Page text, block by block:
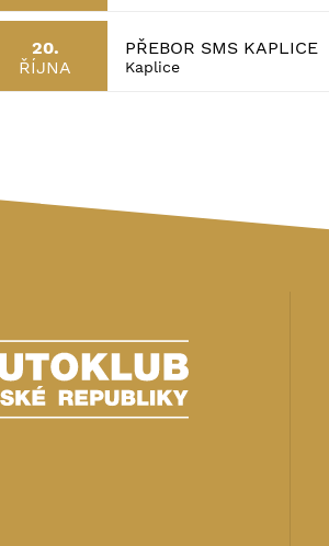
20.
ŘÍJNA
PŘEBOR SMS KAPLICE
Kaplice